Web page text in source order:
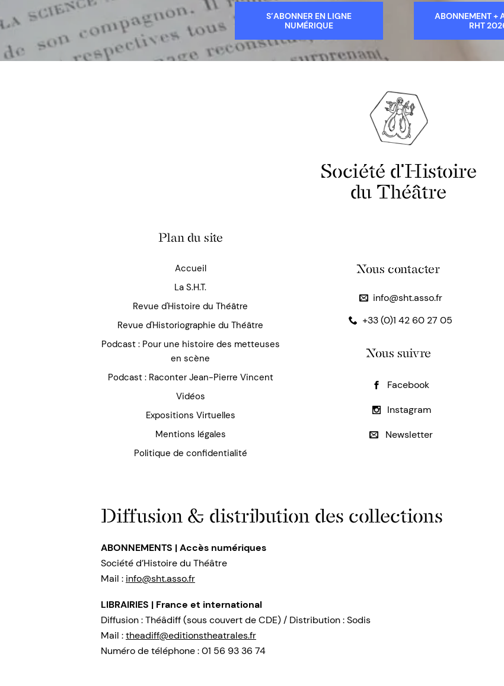
S’ABONNER EN LIGNE
NUMÉRIQUE
ABONNEMENT +
RHT
Société d'Histoire
du Théâtre
Plan du site
Accueil
La S.H.T.
Revue d'Histoire du Théâtre
Revue d'Historiographie du Théâtre
Podcast : Pour une histoire des metteuses
en scène
Podcast : Raconter Jean-Pierre Vincent
Vidéos
Expositions Virtuelles
Mentions légales
Politique de confidentialité
Nous contacter
info@sht.asso.fr
+33 (0)1 42 60 27 05
Nous suivre
Facebook
Instagram
Newsletter
Diffusion & distribution des collections
ABONNEMENTS | Accès numériques
Société d’Histoire du Théâtre
Mail : info@sht.asso.fr
LIBRAIRIES | France et international
Diffusion : Théâdiff (sous couvert de CDE) / Distribution : Sodis
Mail :theadiff@editionstheatrales.fr
Numéro de téléphone : 01 56 93 36 74